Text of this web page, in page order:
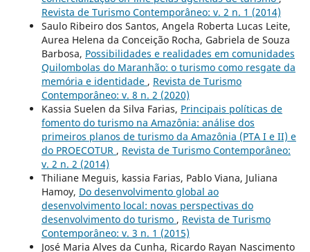
Revista de Turismo Contemporâneo: v. 2 n. 1 (2014)
Saulo Ribeiro dos Santos, Angela Roberta Lucas Leite,
Aurea Helena da Conceição Rocha, Gabriela de Souza
Barbosa, Possibilidades e realidades em comunidades
Quilombolas do Maranhão: o turismo como resgate da
memória e identidade , Revista de Turismo
Contemporâneo: v. 8 n. 2 (2020)
Kassia Suelen da Silva Farias, Principais políticas de
fomento do turismo na Amazônia: análise dos
primeiros planos de turismo da Amazônia (PTA I e II) e
do PROECOTUR , Revista de Turismo Contemporâneo:
v. 2 n. 2 (2014)
Thiliane Meguis, kassia Farias, Pablo Viana, Juliana
Hamoy, Do desenvolvimento global ao
desenvolvimento local: novas perspectivas do
desenvolvimento do turismo , Revista de Turismo
Contemporâneo: v. 3 n. 1 (2015)
José Maria Alves da Cunha, Ricardo Rayan Nascimento